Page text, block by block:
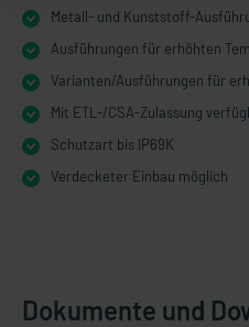
Metall- und Kunststoff-
Ausführungen für erhöhten
Varianten/Ausführungen für
Mit ETL-/CSA-Zulassung
Schutzart bis IP69K
Verdecketer Einbau möglich
Dokumente und